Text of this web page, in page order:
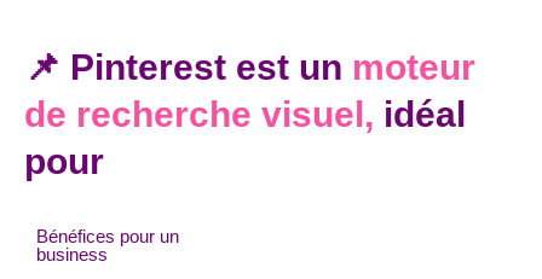
📌 Pinterest est un moteur
de recherche visuel, idéal
pour
Bénéfices pour un
business